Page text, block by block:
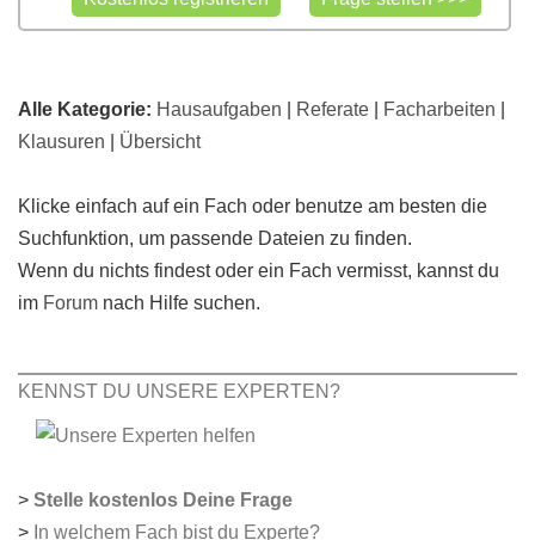
Alle Kategorie: Hausaufgaben Referate Facharbeiten
Klausuren
Übersicht
Klicke einfach auf ein Fach oder benutze am besten die
Suchfunktion, um passende Dateien zu finden.
Wenn du nichts findest oder ein Fach vermisst, kannst du
im Forum nach Hilfe suchen.
KENNST DU UNSERE EXPERTEN?
> Stelle kostenlos Deine Frage
> In welchem Fach bist du Experte?